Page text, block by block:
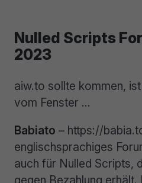
Nulled Scripts
2023
aiw.to sollte kommen,
vom Fenster …
Babiato – https://
englischsprachiges
auch für Nulled Scripts,
gegen Bezahlung